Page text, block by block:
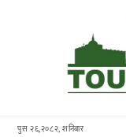
पुस २६,२०८२, शनिबार